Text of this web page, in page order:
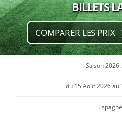
BILLETS
COMPARER LES PRIX
Saison
du 15 Août 2026 au
Espagne